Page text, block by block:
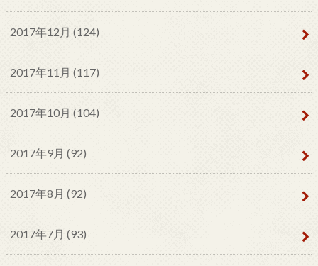
2017年12月 (124)
2017年11月 (117)
2017年10月 (104)
2017年9月 (92)
2017年8月 (92)
2017年7月 (93)